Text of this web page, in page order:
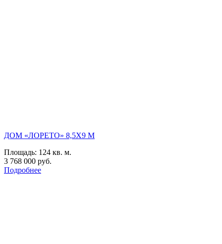
ДОМ «ЛОРЕТО» 8,5Х9 М
Площадь: 124 кв. м.
3 768 000 руб.
Подробнее